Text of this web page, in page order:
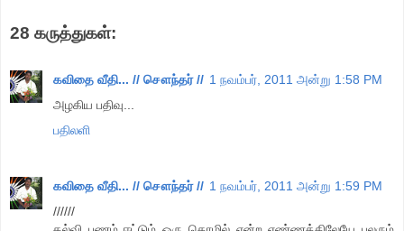
28 கருத்துகள்:
கவிதை வீதி... // சௌந்தர் // 1 நவம்பர், 2011 அன்று 1:58 PM
அழகிய பதிவு...
பதிலளி
கவிதை வீதி... // சௌந்தர் // 1 நவம்பர், 2011 அன்று 1:59 PM
//////